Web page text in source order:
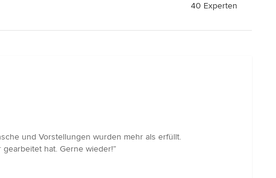
40 Experten
und Vorstellungen wurden mehr als erfüllt.
hat. Gerne wieder!”